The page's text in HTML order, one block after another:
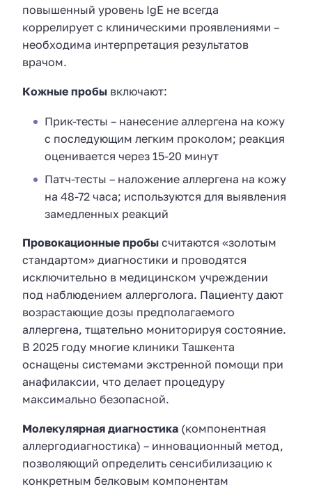
повышенный уровень IgE не всегда
коррелирует с клиническими проявлениями –
необходима интерпретация результатов
врачом.
Кожные пробы включают:
Прик-тесты – нанесение аллергена на кожу
с последующим легким проколом; реакция
оценивается через 15-20 минут
Патч-тесты – наложение аллергена на кожу
на 48-72 часа; используются для выявления
замедленных реакций
Провокационные пробы считаются «золотым
стандартом» диагностики и проводятся
исключительно в медицинском учреждении
под наблюдением аллерголога. Пациенту дают
возрастающие дозы предполагаемого
аллергена, тщательно мониторируя состояние.
В 2025 году многие клиники Ташкента
оснащены системами экстренной помощи при
анафилаксии, что делает процедуру
максимально безопасной.
Молекулярная диагностика (компонентная
аллергодиагностика) – инновационный метод,
позволяющий определить сенсибилизацию к
конкретным белковым компонентам